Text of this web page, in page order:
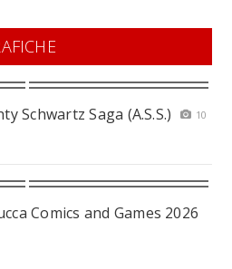
Schwartz Saga (A.S.S.)
10
Comics and Games 2026